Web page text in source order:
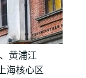
黄浦江
海核心区